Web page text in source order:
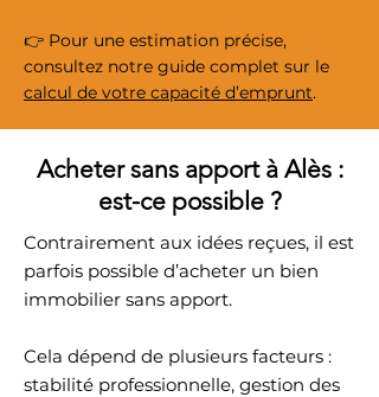
👉 Pour une estimation précise,
consultez notre guide complet sur le
calcul de votre capacité d’emprunt.
Acheter sans apport à Alès :
est-ce possible ?
Contrairement aux idées reçues, il est
parfois possible d’acheter un bien
immobilier sans apport.
Cela dépend de plusieurs facteurs :
stabilité professionnelle, gestion des